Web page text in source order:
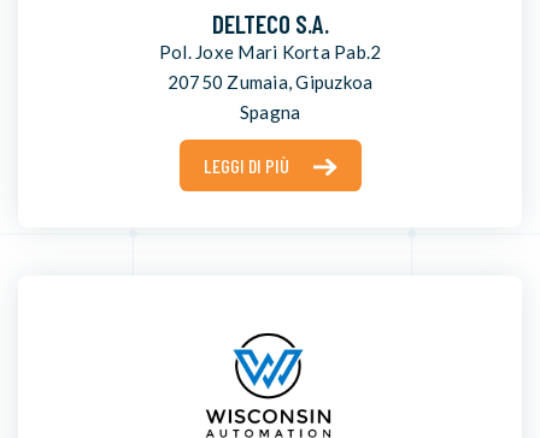
DELTECO S.A.
Pol. Joxe Mari Korta Pab.2
20750 Zumaia, Gipuzkoa
Spagna
LEGGI DI PIÙ